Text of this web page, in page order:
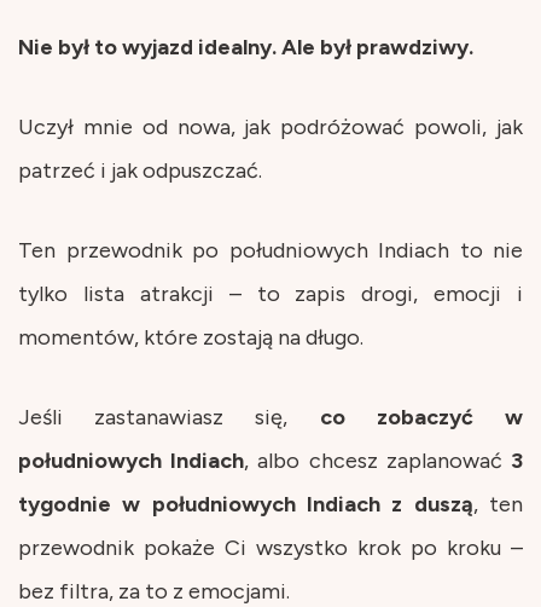
Nie był to wyjazd idealny. Ale był prawdziwy.
Uczył mnie od nowa, jak podróżować powoli, jak
patrzeć i jak odpuszczać.
Ten przewodnik po południowych Indiach to nie
tylko lista atrakcji – to zapis drogi, emocji i
momentów, które zostają na długo.
Jeśli zastanawiasz się, co zobaczyć w
południowych Indiach, albo chcesz zaplanować 3
tygodnie w południowych Indiach z duszą, ten
przewodnik pokaże Ci wszystko krok po kroku –
bez filtra, za to z emocjami.